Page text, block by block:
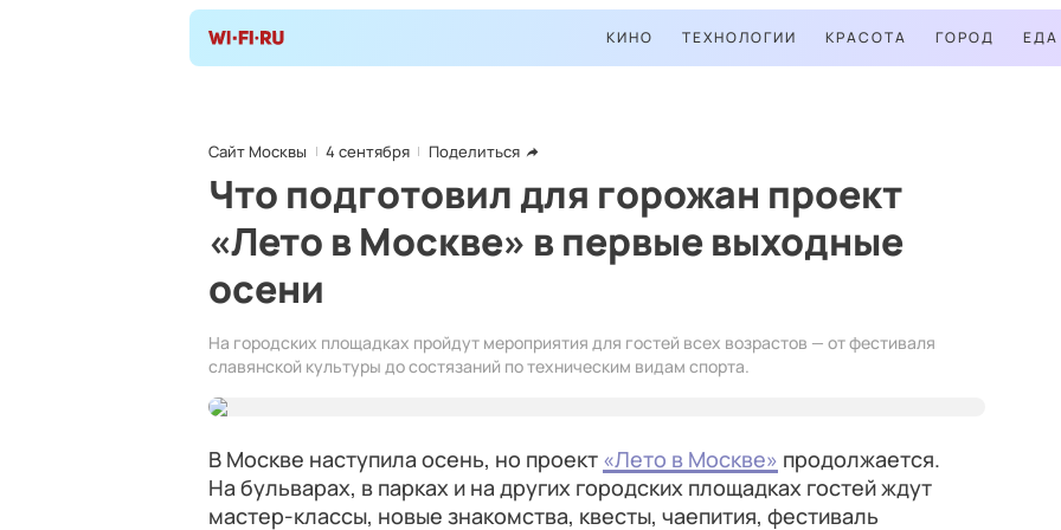
КИНО ТЕХНОЛОГИИ КРАСОТА ГОРОД ЕДА
Сайт Москвы 4 сентября Поделиться
Что подготовил для горожан проект
«Лето в Москве» в первые выходные
осени
На городских площадках пройдут мероприятия для гостей всех возрастов — от фестиваля
славянской культуры до состязаний по техническим видам спорта.
В Москве наступила осень, но проект «Лето в Москве» продолжается.
На бульварах, в парках и на других городских площадках гостей ждут
мастер-классы, новые знакомства, квесты, чаепития, фестиваль